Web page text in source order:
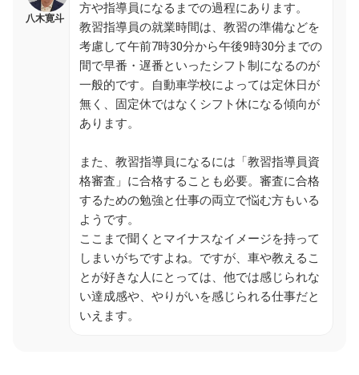
八木寛斗
方や指導員になるまでの過程にあります。
教習指導員の就業時間は、教習の準備などを
考慮して午前7時30分から午後9時30分までの
間で早番・遅番といったシフト制になるのが
一般的です。自動車学校によっては定休日が
無く、固定休ではなくシフト休になる傾向が
あります。
また、教習指導員になるには「教習指導員資
格審査」に合格することも必要。審査に合格
するための勉強と仕事の両立で悩む方もいる
ようです。
ここまで聞くとマイナスなイメージを持って
しまいがちですよね。ですが、車や教えるこ
とが好きな人にとっては、他では感じられな
い達成感や、やりがいを感じられる仕事だと
いえます。